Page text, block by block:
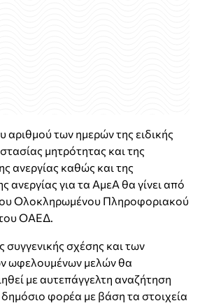
αριθμού των ημερών της ειδικής
μητρότητας και της
ανεργίας καθώς και της
ανεργίας για τα ΑμεΑ θα γίνει από
Ολοκληρωμένου Πληροφοριακού
ΟΑΕΔ.
συγγενικής σχέσης και των
ωφελουμένων μελών θα
με αυτεπάγγελτη αναζήτηση
φορέα με βάση τα στοιχεία